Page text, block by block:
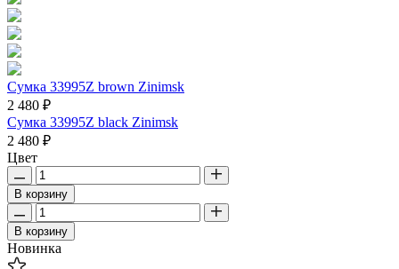
Сумка 33995Z brown Zinimsk
2 480 ₽
Сумка 33995Z black Zinimsk
2 480 ₽
Цвет
В корзину
В корзину
Новинка